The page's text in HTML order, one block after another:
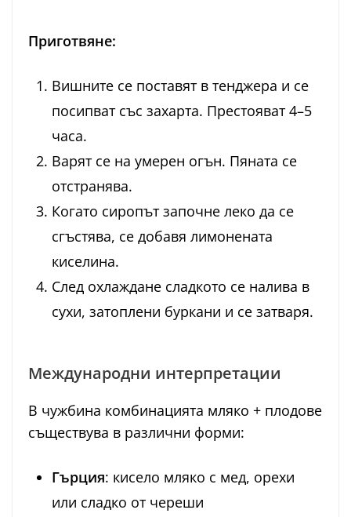
Приготвяне:
Вишните се поставят в тенджера и се
посипват със захарта. Престояват 4–5
часа.
Варят се на умерен огън. Пяната се
отстранява.
Когато сиропът започне леко да се
сгъстява, се добавя лимонената
киселина.
След охлаждане сладкото се налива в
сухи, затоплени буркани и се затваря.
Международни интерпретации
В чужбина комбинацията мляко + плодове
съществува в различни форми:
Гърция: кисело мляко с мед, орехи
или сладко от череши